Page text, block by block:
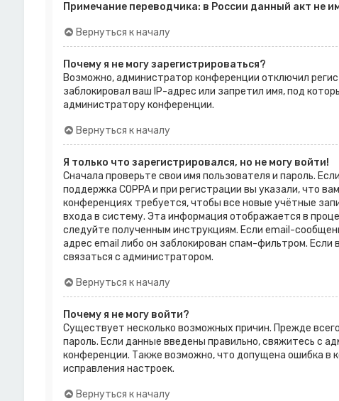
Примечание переводчика: в России данный акт не
Вернуться к началу
Почему я не могу зарегистрироваться?
Возможно, администратор конференции отключил
заблокировал ваш IP-адрес или запретил имя, под
администратору конференции.
Вернуться к началу
Я только что зарегистрировался, но не могу войти!
Сначала проверьте свои имя пользователя и пароль.
поддержка COPPA и при регистрации вы указали, что
конференциях требуется, чтобы все новые учётные
входа в систему. Эта информация отображается в
следуйте полученным инструкциям. Если email-
адрес email либо он заблокирован спам-фильтром.
связаться с администратором.
Вернуться к началу
Почему я не могу войти?
Существует несколько возможных причин. Прежде
пароль. Если данные введены правильно, свяжитесь с
конференции. Также возможно, что допущена ошибка в
исправления настроек.
Вернуться к началу